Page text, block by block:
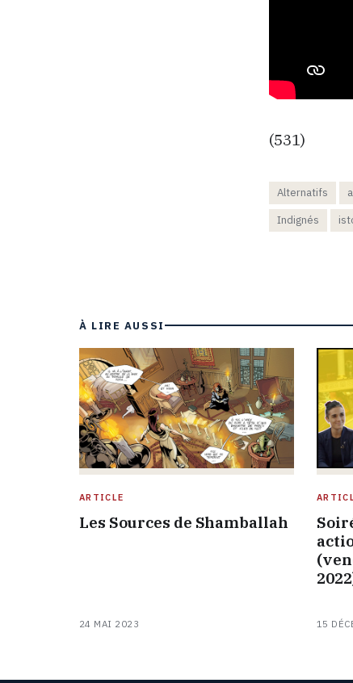
(531)
Alternatifs
Indignés
À LIRE AUSSI
ARTICLE
Les Sources de Shamballah
24 MAI 2023 15